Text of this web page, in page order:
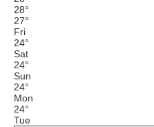
28°
27°
Fri
24°
Sat
24°
Sun
24°
Mon
24°
Tue